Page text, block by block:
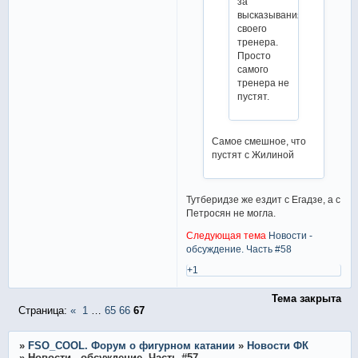
высказывания
своего
тренера.
Просто
самого
тренера не
пустят.
Самое смешное, что
пустят с Жилиной
Тутберидзе же ездит с Егадзе, а с
Петросян не могла.
Следующая тема Новости -
обсуждение. Часть #58
+1
Тема закрыта
Страница: « 1 65 66 67
» FSO_COOL. Форум о фигурном катании » Новости ФК